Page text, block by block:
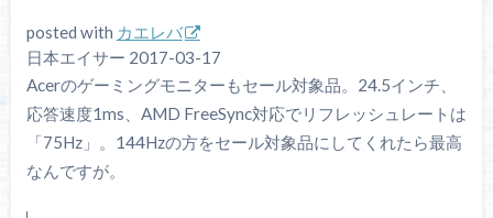
posted with カエレバ
日本エイサー 2017-03-17
Acerのゲーミングモニターもセール対象品。24.5インチ、
応答速度1ms、AMD FreeSync対応でリフレッシュレートは
「75Hz」。144Hzの方をセール対象品にしてくれたら最高
なんですが。